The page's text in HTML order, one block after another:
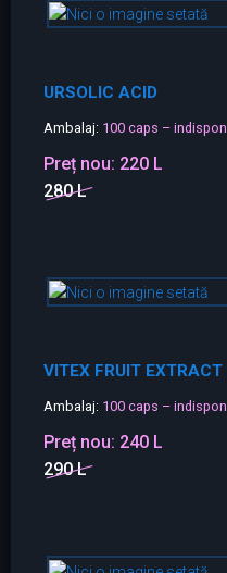
URSOLIC ACID
Ambalaj: 100 caps –
Preț nou: 220 L
280 L
VITEX FRUIT EXTRACT
Ambalaj: 100 caps –
Preț nou: 240 L
290 L